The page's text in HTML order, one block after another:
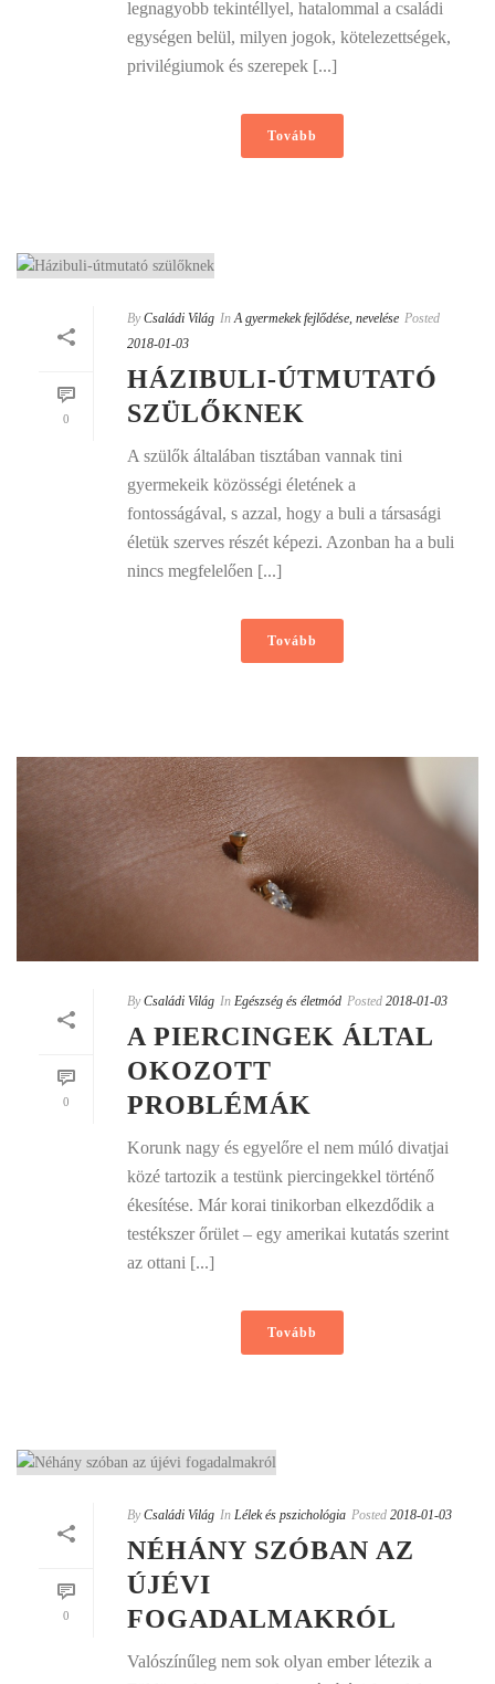
legnagyobb tekintéllyel, hatalommal a családi
egységen belül, milyen jogok, kötelezettségek,
privilégiumok és szerepek [...]
Tovább
0
By Családi Világ In A gyermekek fejlődése, nevelése Posted
2018-01-03
HÁZIBULI-ÚTMUTATÓ
SZÜLŐKNEK
A szülők általában tisztában vannak tini
gyermekeik közösségi életének a
fontosságával, s azzal, hogy a buli a társasági
életük szerves részét képezi. Azonban ha a buli
nincs megfelelően [...]
Tovább
0
By Családi Világ In Egészség és életmód Posted 2018-01-03
A PIERCINGEK ÁLTAL
OKOZOTT
PROBLÉMÁK
Korunk nagy és egyelőre el nem múló divatjai
közé tartozik a testünk piercingekkel történő
ékesítése. Már korai tinikorban elkezdődik a
testékszer őrület – egy amerikai kutatás szerint
az ottani [...]
Tovább
0
By Családi Világ In Lélek és pszichológia Posted 2018-01-03
NÉHÁNY SZÓBAN AZ
ÚJÉVI
FOGADALMAKRÓL
Valószínűleg nem sok olyan ember létezik a